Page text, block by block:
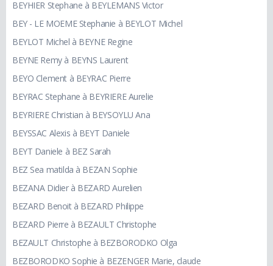
BEYHIER Stephane à BEYLEMANS Victor
BEY - LE MOEME Stephanie à BEYLOT Michel
BEYLOT Michel à BEYNE Regine
BEYNE Remy à BEYNS Laurent
BEYO Clement à BEYRAC Pierre
BEYRAC Stephane à BEYRIERE Aurelie
BEYRIERE Christian à BEYSOYLU Ana
BEYSSAC Alexis à BEYT Daniele
BEYT Daniele à BEZ Sarah
BEZ Sea matilda à BEZAN Sophie
BEZANA Didier à BEZARD Aurelien
BEZARD Benoit à BEZARD Philippe
BEZARD Pierre à BEZAULT Christophe
BEZAULT Christophe à BEZBORODKO Olga
BEZBORODKO Sophie à BEZENGER Marie, claude